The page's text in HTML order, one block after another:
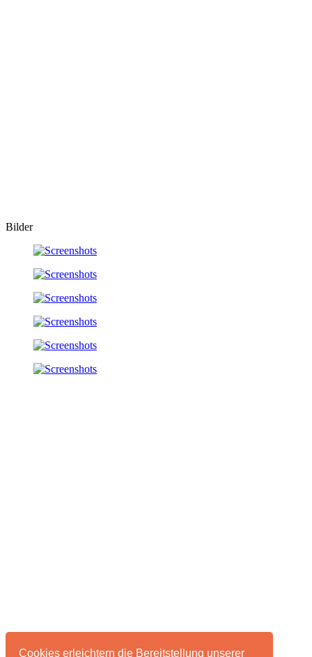
Cookies erleichtern die Bereitstellung unserer
Bilder